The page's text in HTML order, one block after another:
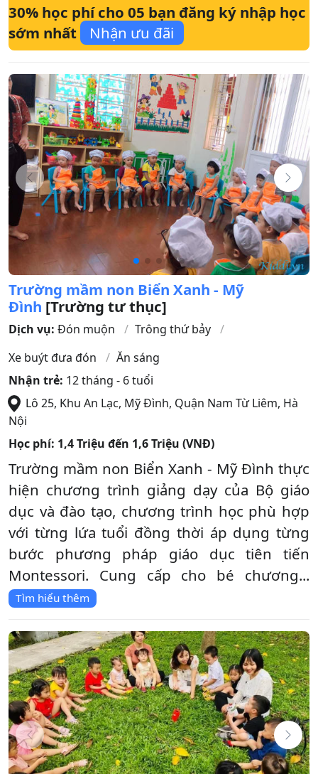
30% học phí cho 05 bạn đăng ký nhập học
sớm nhất
Nhận ưu đãi
Trường mầm non Biển Xanh - Mỹ
Đình [Trường tư thục]
Dịch vụ: Đón muộn
Trông thứ bảy
Xe buýt đưa đón
Ăn sáng
Nhận trẻ: 12 tháng - 6 tuổi
Lô 25, Khu An Lạc, Mỹ Đình, Quận Nam Từ Liêm, Hà
Nội
Học phí: 1,4 Triệu đến 1,6 Triệu (VNĐ)
Trường mầm non Biển Xanh - Mỹ Đình thực
hiện chương trình giảng dạy của Bộ giáo
dục và đào tạo, chương trình học phù hợp
với từng lứa tuổi đồng thời áp dụng từng
bước phương pháp giáo dục tiên tiến
Montessori. Cung cấp cho bé chương...
Tìm hiểu thêm